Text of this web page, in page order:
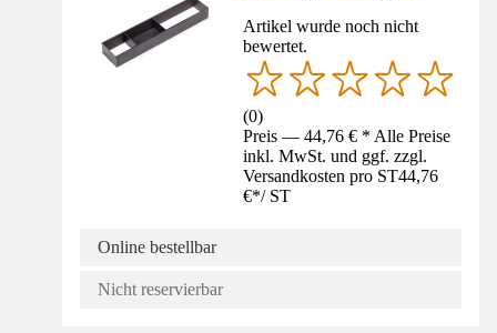
Artikel wurde noch nicht
bewertet.
(0)
Preis — 44,76 € * Alle Preise
inkl. MwSt. und ggf. zzgl.
Versandkosten pro ST44,76
€*/ ST
Online bestellbar
Nicht reservierbar